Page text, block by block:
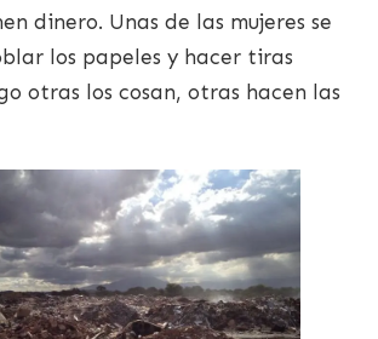
dinero. Unas de las mujeres se
los papeles y hacer tiras
otras los cosan, otras hacen las